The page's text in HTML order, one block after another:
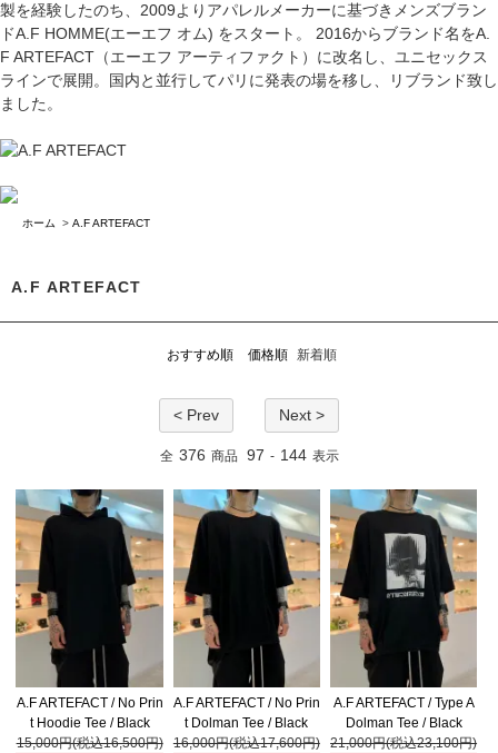
製を経験したのち、2009よりアパレルメーカーに基づきメンズブラン
ドA.F HOMME(エーエフ オム) をスタート。 2016からブランド名をA.
F ARTEFACT（エーエフ アーティファクト）に改名し、ユニセックス
ラインで展開。国内と並行してパリに発表の場を移し、リブランド致し
ました。
ホーム > A.F ARTEFACT
A.F ARTEFACT
おすすめ順 価格順 新着順
< Prev Next >
全 376 商品 97 - 144 表示
A.F ARTEFACT / No Prin
t Hoodie Tee / Black
15,000円(税込16,500円)
A.F ARTEFACT / No Prin
t Dolman Tee / Black
16,000円(税込17,600円)
A.F ARTEFACT / Type A
Dolman Tee / Black
21,000円(税込23,100円)